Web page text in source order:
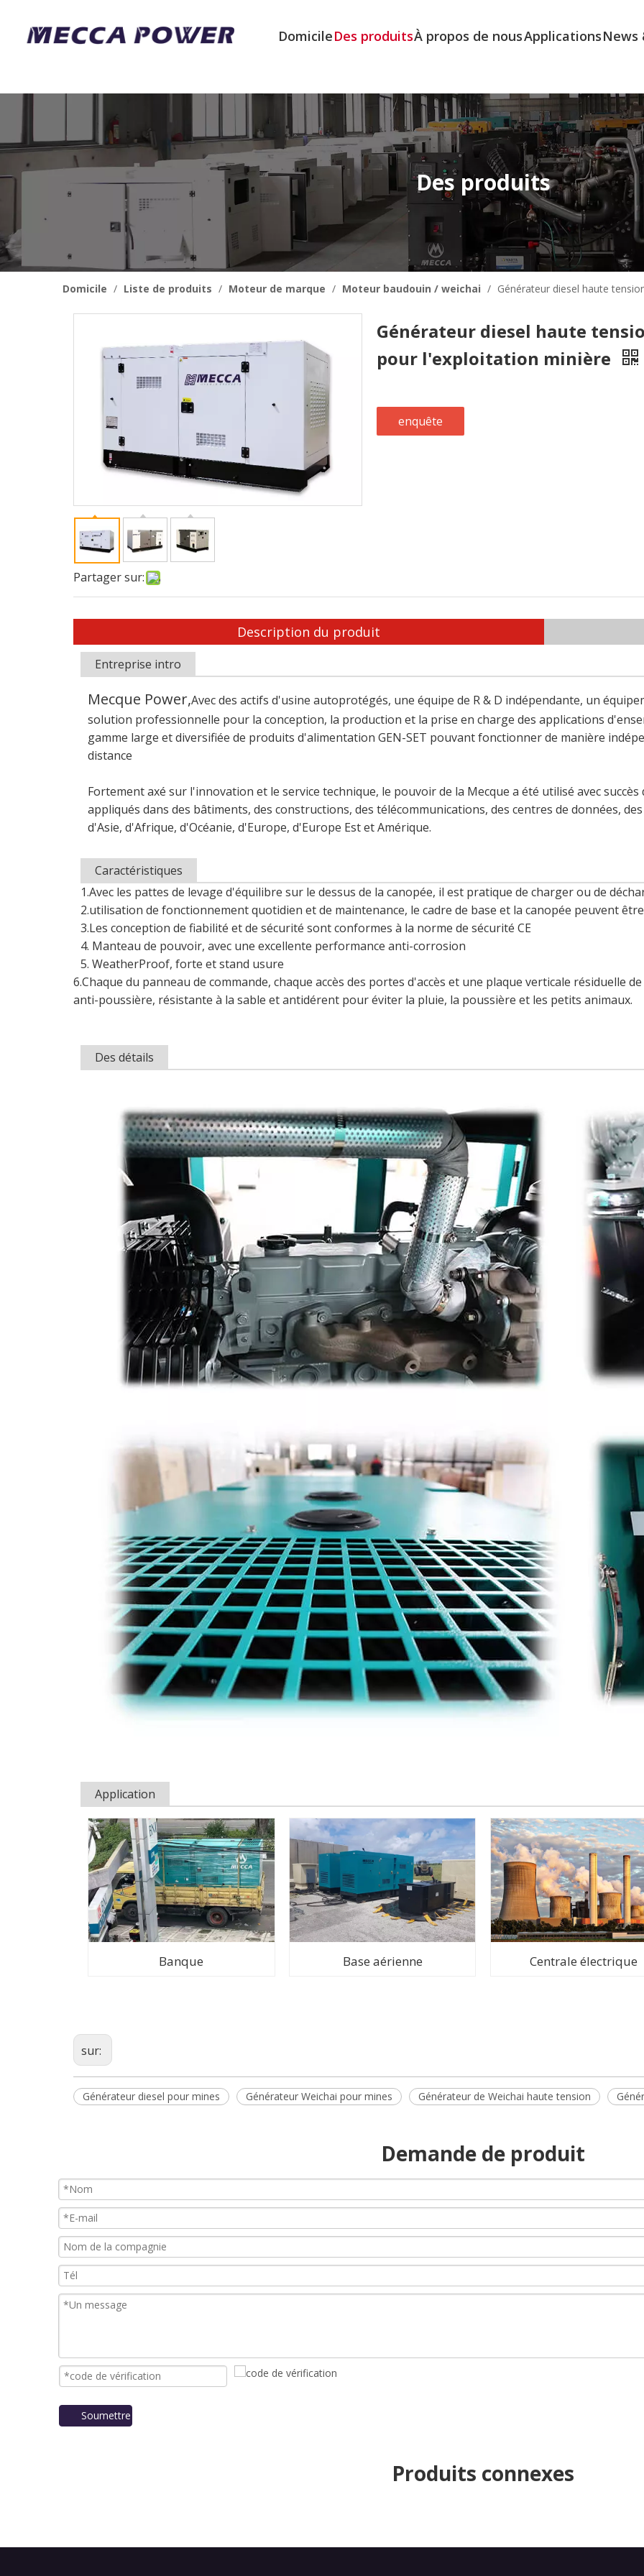
DomicileDes produitsÀ propos de nousApplicationsNews
Des produits
Domicile / Liste de produits / Moteur de marque / Moteur baudouin / weichai / Générateur diesel haute
Partager sur:
Générateur diesel haute
pour l'exploitation minière
enquête
Description du produit
Entreprise intro
Mecque Power,Avec des actifs d'usine autoprotégés, une équipe de R & D indépendante, un
solution professionnelle pour la conception, la production et la prise en charge des applications
gamme large et diversifiée de produits d'alimentation GEN-SET pouvant fonctionner de manière
distance
Fortement axé sur l'innovation et le service technique, le pouvoir de la Mecque a été utilisé avec
appliqués dans des bâtiments, des constructions, des télécommunications, des centres de données,
d'Asie, d'Afrique, d'Océanie, d'Europe, d'Europe Est et Amérique.
Caractéristiques
1.Avec les pattes de levage d'équilibre sur le dessus de la canopée, il est pratique de charger ou de
2.utilisation de fonctionnement quotidien et de maintenance, le cadre de base et la canopée peuvent
3.Les conception de fiabilité et de sécurité sont conformes à la norme de sécurité CE
4. Manteau de pouvoir, avec une excellente performance anti-corrosion
5. WeatherProof, forte et stand usure
6.Chaque du panneau de commande, chaque accès des portes d'accès et une plaque verticale résiduelle
anti-poussière, résistante à la sable et antidérent pour éviter la pluie, la poussière et les petits animaux.
Des détails
Application
Banque Base aérienne Centrale électrique
sur:
Générateur diesel pour mines Générateur Weichai pour mines Générateur de Weichai haute tension
Demande de produit
Soumettre
Produits connexes